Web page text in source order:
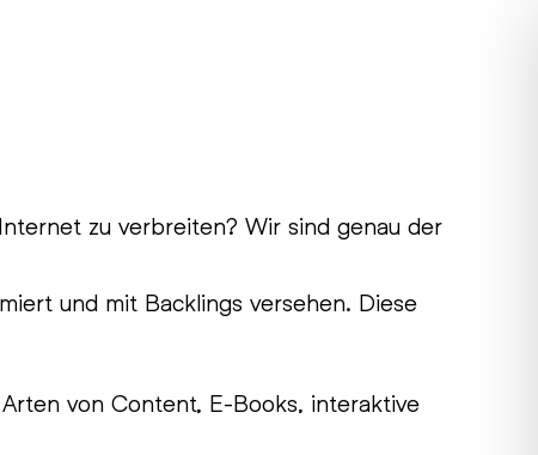
zu verbreiten? Wir sind genau der
und mit Backlings versehen. Diese
von Content, E-Books, interaktive